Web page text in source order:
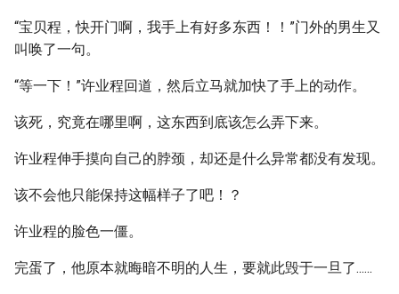
“宝贝程，快开门啊，我手上有好多东西！！”门外的男生又
叫唤了一句。
“等一下！”许业程回道，然后立马就加快了手上的动作。
该死，究竟在哪里啊，这东西到底该怎么弄下来。
许业程伸手摸向自己的脖颈，却还是什么异常都没有发现。
该不会他只能保持这幅样子了吧！？
许业程的脸色一僵。
完蛋了，他原本就晦暗不明的人生，要就此毁于一旦了......